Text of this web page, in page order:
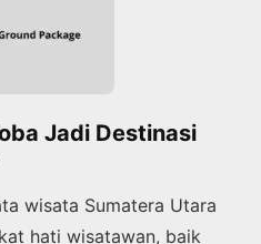
Jadi Destinasi
wisata Sumatera Utara
hati wisatawan, baik